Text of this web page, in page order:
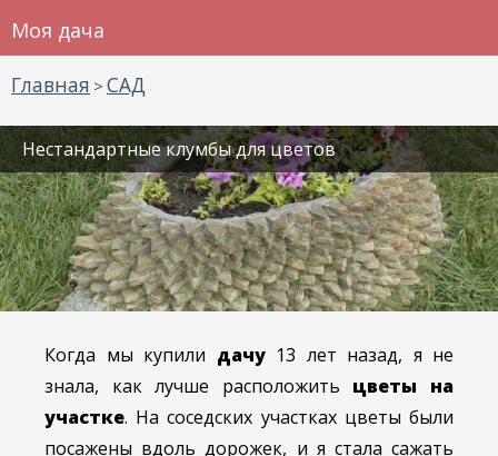
Моя дача
Главная > САД
Нестандартные клумбы для цветов
Когда мы купили дачу13 лет назад, я не
знала, как лучше расположить цветы на
участке. На соседских участках цветы были
посажены вдоль дорожек, и я стала сажать